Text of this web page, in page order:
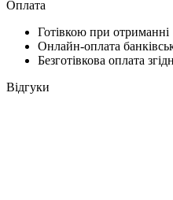
Оплата
Готівкою при отриманні
Онлайн-оплата
Безготівкова оплата
Відгуки